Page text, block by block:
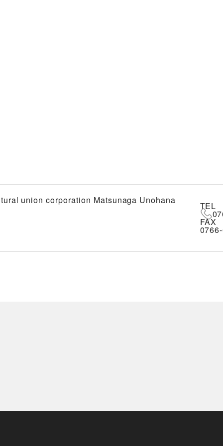
union corporation Matsunaga Unohana
TEL
FAX